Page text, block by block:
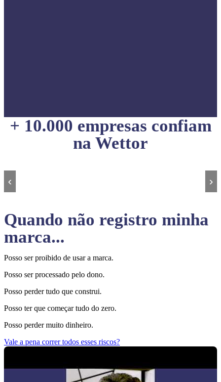
+ 10.000 empresas confiam
na Wettor
‹ ›
Quando não registro minha
marca...
Posso ser proibido de usar a marca.
Posso ser processado pelo dono.
Posso perder tudo que construi.
Posso ter que começar tudo do zero.
Posso perder muito dinheiro.
Vale a pena correr todos esses riscos?